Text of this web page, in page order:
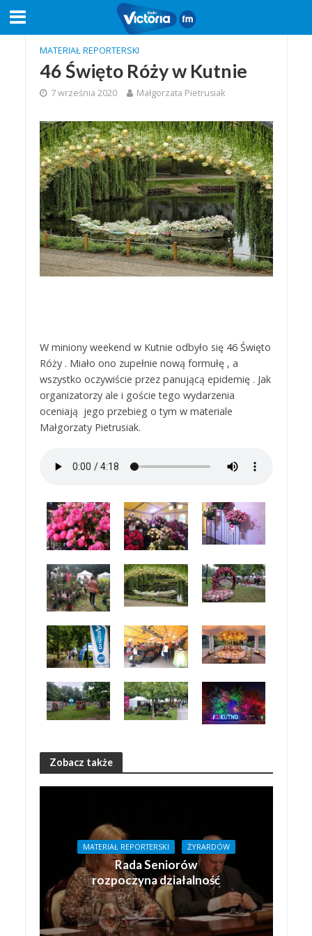
MATERIAŁ REPORTERSKI
46 Święto Róży w Kutnie
7 września 2020 Małgorzata Pietrusiak
W miniony weekend w Kutnie odbyło się 46 Święto
Róży . Miało ono zupełnie nową formułę , a
wszystko oczywiście przez panującą epidemię . Jak
organizatorzy ale i goście tego wydarzenia
oceniają jego przebieg o tym w materiale
Małgorzaty Pietrusiak.
Zobacz także
MATERIAŁ REPORTERSKI ŻYRARDÓW
Rada Seniorów
rozpoczyna działalność